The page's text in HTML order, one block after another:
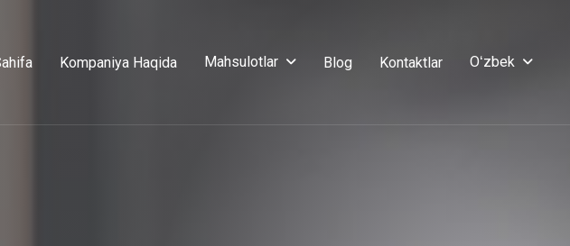
Kompaniya Haqida Mahsulotlar Blog Kontaktlar Oʻzbek